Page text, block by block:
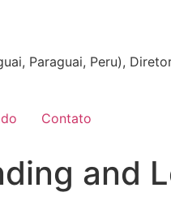
Paraguai, Peru),
Contato
and